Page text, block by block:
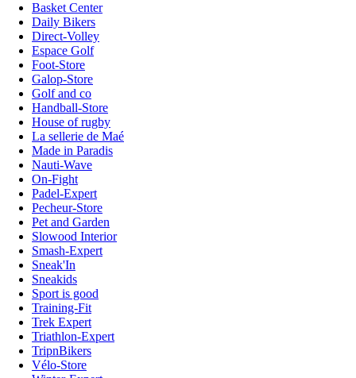
Basket Center
Daily Bikers
Direct-Volley
Espace Golf
Foot-Store
Galop-Store
Golf and co
Handball-Store
House of rugby
La sellerie de Maé
Made in Paradis
Nauti-Wave
On-Fight
Padel-Expert
Pecheur-Store
Pet and Garden
Slowood Interior
Smash-Expert
Sneak'In
Sneakids
Sport is good
Training-Fit
Trek Expert
Triathlon-Expert
TripnBikers
Vélo-Store